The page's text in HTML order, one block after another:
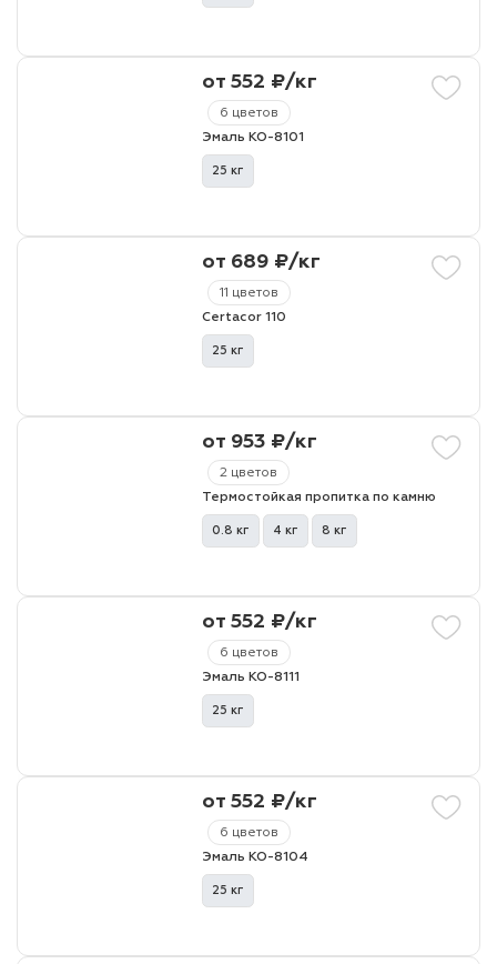
6 цветов
от 552 ₽/кг
Эмаль КО-8101
25 кг
11 цветов
от 689 ₽/кг
Certacor 110
25 кг
2 цветов
от 953 ₽/кг
Термостойкая пропитка по камню
0.8 кг 4 кг 8 кг
6 цветов
от 552 ₽/кг
Эмаль КО-8111
25 кг
6 цветов
от 552 ₽/кг
Эмаль КО-8104
25 кг